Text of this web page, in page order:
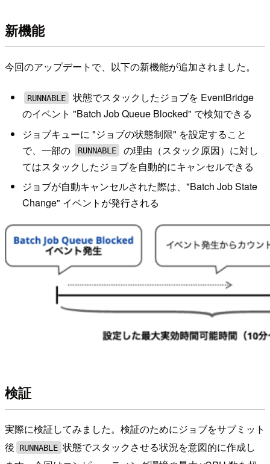
新機能
今回のアップデートで、以下の新機能が追加されました。
RUNNABLE
状態でスタックしたジョブを EventBridge
のイベント "Batch Job Queue Blocked" で検知できる
ジョブキューに "ジョブの状態制限" を設定すること
で、一部の
RUNNABLE
の理由（スタック原因）に対し
てはスタックしたジョブを自動的にキャンセルできる
ジョブが自動キャンセルされた際は、"Batch Job State
Change" イベントが発行される
検証
実際に検証してみました。検証のためにジョブをサブミット
後
RUNNABLE 状態でスタックさせる状況を意図的に作成し